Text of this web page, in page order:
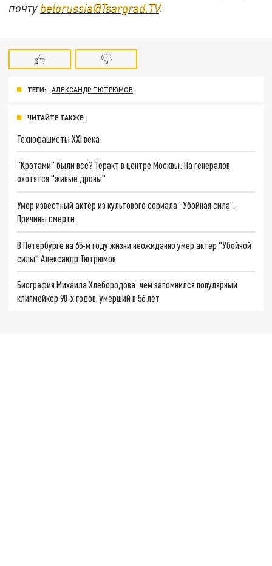
почту belorussia@Tsargrad.TV.
ТЕГИ: АЛЕКСАНДР ТЮТРЮМОВ
ЧИТАЙТЕ ТАКЖЕ:
Технофашисты XXI века
"Кротами" были все? Теракт в центре Москвы: На генералов
охотятся "живые дроны"
Умер известный актёр из культового сериала "Убойная сила".
Причины смерти
В Петербурге на 65-м году жизни неожиданно умер актер "Убойной
силы" Александр Тютрюмов
Биография Михаила Хлебородова: чем запомнился популярный
клипмейкер 90-х годов, умерший в 56 лет